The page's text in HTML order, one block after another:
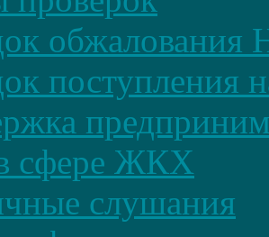
поступления
сфере ЖКХ
слушания